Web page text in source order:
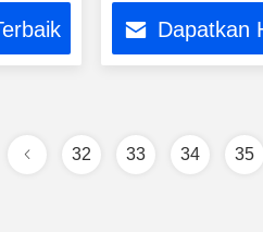
Dapatkan
32 33 34 35